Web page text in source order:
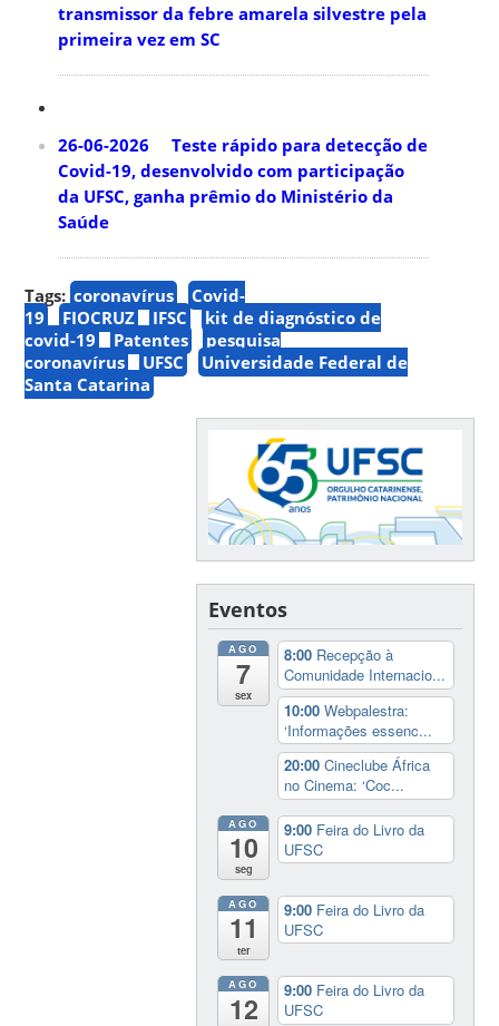
transmissor da febre amarela silvestre pela
primeira vez em SC
26-06-2026 Teste rápido para detecção de
Covid-19, desenvolvido com participação
da UFSC, ganha prêmio do Ministério da
Saúde
Tags: coronavírus
Covid-
19
FIOCRUZ IFSC
kit de diagnóstico de
covid-19
Patentes
pesquisa
coronavírus
UFSC
Universidade Federal de
Santa Catarina
Eventos
AGO
7
sex
8:00 Recepção à
Comunidade Internacio...
10:00Webpalestra:
‘Informações essenc...
20:00Cineclube África
no Cinema: ‘Coc...
AGO
10
seg
9:00 Feira do Livro da
UFSC
AGO
11
ter
9:00 Feira do Livro da
UFSC
AGO
12
9:00 Feira do Livro da
UFSC